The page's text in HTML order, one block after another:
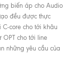
biến áp cho Audio
đều được thực
C-core cho tới khâu
OPT cho tới line
những yêu cầu của